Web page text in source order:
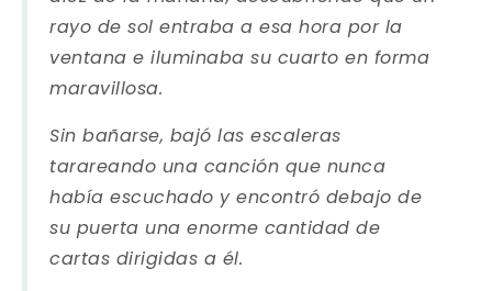
rayo de sol entraba a esa hora por la
ventana e iluminaba su cuarto en forma
maravillosa.
Sin bañarse, bajó las escaleras
tarareando una canción que nunca
había escuchado y encontró debajo de
su puerta una enorme cantidad de
cartas dirigidas a él.